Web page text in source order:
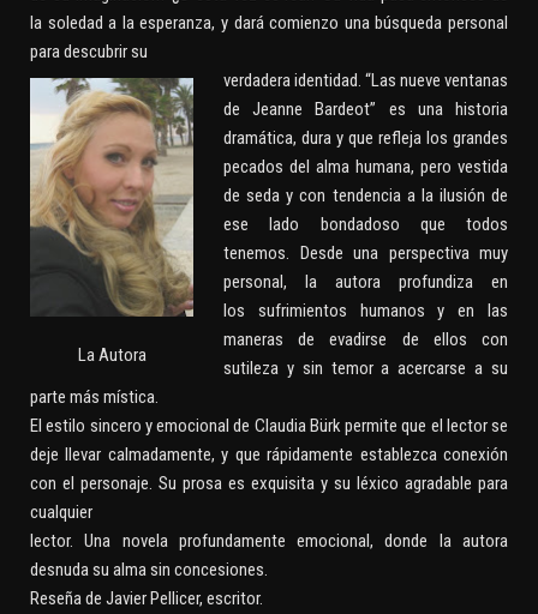
la soledad a la esperanza, y dará comienzo una búsqueda personal
para descubrir su
La Autora
verdadera identidad. “Las nueve ventanas
de Jeanne Bardeot” es una historia
dramática, dura y que refleja los grandes
pecados del alma humana, pero vestida
de seda y con tendencia a la ilusión de
ese lado bondadoso que todos
tenemos. Desde una perspectiva muy
personal, la autora profundiza en
los sufrimientos humanos y en las
maneras de evadirse de ellos con
sutileza y sin temor a acercarse a su
parte más mística.
El estilo sincero y emocional de Claudia Bürk permite que el lector se
deje llevar calmadamente, y que rápidamente establezca conexión
con el personaje. Su prosa es exquisita y su léxico agradable para
cualquier
lector. Una novela profundamente emocional, donde la autora
desnuda su alma sin concesiones.
Reseña de Javier Pellicer, escritor.